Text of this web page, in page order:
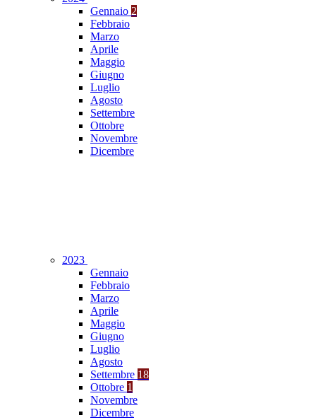
Gennaio 2
Febbraio
Marzo
Aprile
Maggio
Giugno
Luglio
Agosto
Settembre
Ottobre
Novembre
Dicembre
2023
Gennaio
Febbraio
Marzo
Aprile
Maggio
Giugno
Luglio
Agosto
Settembre 18
Ottobre 1
Novembre
Dicembre